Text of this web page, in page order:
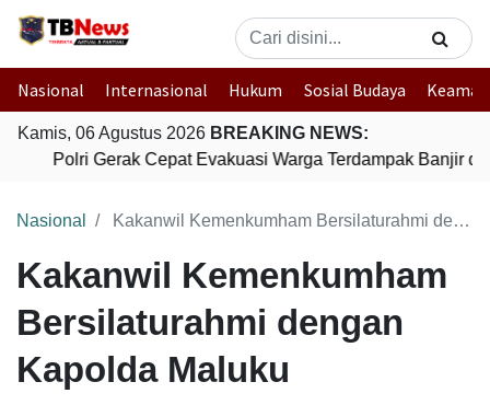
Nasional Internasional Hukum Sosial Budaya
Kamis, 06 Agustus 2026 BREAKING NEWS:
Polri Gerak Cepat Evakuasi Warga Terdampak Banjir di
Nasional Kakanwil Kemenkumham Bersilaturahmi dengan Kapolda Maluku
Kakanwil Kemenkumham
Bersilaturahmi dengan
Kapolda Maluku